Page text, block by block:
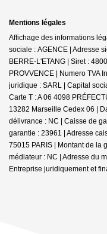
Mentions légales
Affichage des informations
sociale : AGENCE | Adresse
BERRE-L'ETANG | Siret :
PROVVENCE | Numero TVA
juridique : SARL | Capital
Carte T : A 06 4098
13282 Marseille Cedex 06 |
délivrance : NC | Caisse de
garantie : 23961 | Adresse
75015 PARIS | Montant de la
médiateur : NC | Adresse du
Entreprise juridiquement et